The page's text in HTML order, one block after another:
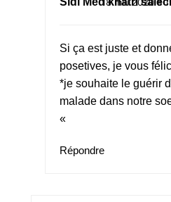
Si ça est juste et
posetives, je vous
*je souhaite le guérir
malade dans notre
«
Répondre